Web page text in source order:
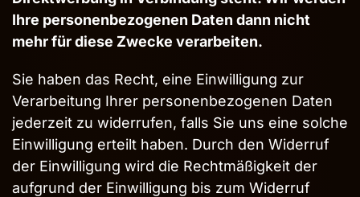
Ihre personenbezogenen Daten dann nicht
mehr für diese Zwecke verarbeiten.
Sie haben das Recht, eine Einwilligung zur
Verarbeitung Ihrer personenbezogenen Daten
jederzeit zu widerrufen, falls Sie uns eine solche
Einwilligung erteilt haben. Durch den Widerruf
der Einwilligung wird die Rechtmäßigkeit der
aufgrund der Einwilligung bis zum Widerruf